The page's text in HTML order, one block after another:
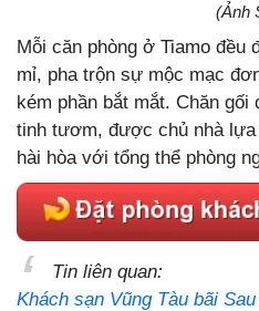
(Ảnh
Mỗi căn phòng ở Tiamo
mỉ, pha trộn sự mộc mạc
kém phần bắt mắt. Chăn gối
tinh tươm, được chủ nhà
hài hòa với tổng thể phòng
Tin liên quan:
Khách sạn Vũng Tàu bãi